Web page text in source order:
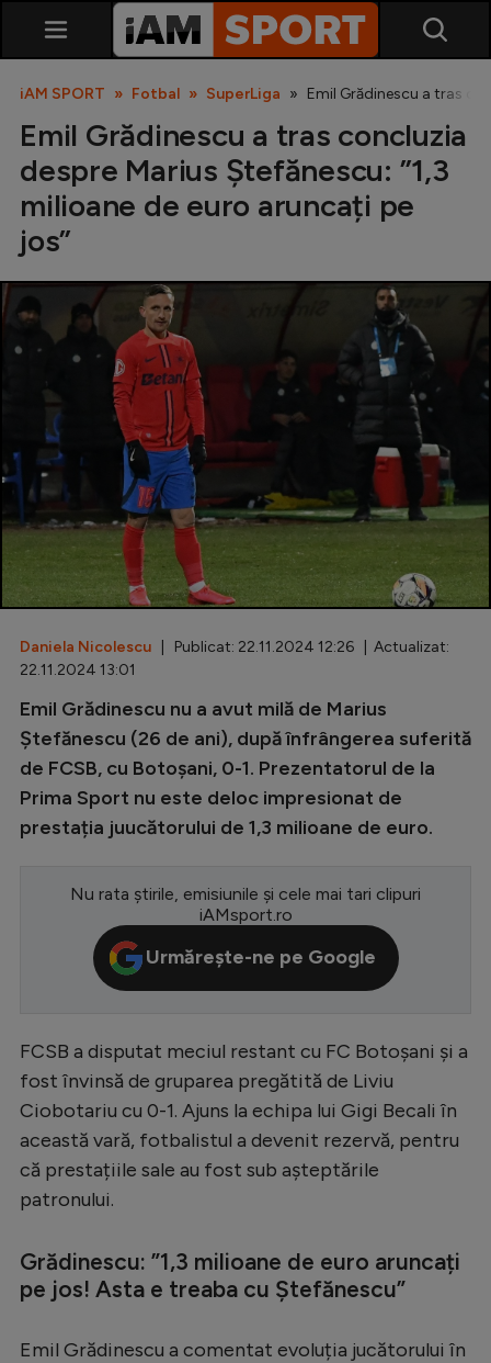
SuperLiga
Liga 2
Cupa României
Echipa Națională
U21
Fotbal feminin
Special
Diverse
Inedit
Clasamente
Champions League
Europa League
CM 2026
Premier League
LaLiga
Bundesliga
Ligue 1
Campionate
Starurile fotbalului
Stranieri
Clasamente
iAM SPORT Fotbal SuperLiga Emil Grădinescu a tras
Emil Grădinescu a tras concluzia
despre Marius Ștefănescu: ”1,3
milioane de euro aruncați pe
jos”
Daniela Nicolescu | Publicat: 22.11.2024 12:26 | Actualizat:
22.11.2024 13:01
Emil Grădinescu nu a avut milă de Marius
Ștefănescu (26 de ani), după înfrângerea suferită
de FCSB, cu Botoșani, 0-1. Prezentatorul de la
Prima Sport nu este deloc impresionat de
prestația juucătorului de 1,3 milioane de euro.
Nu rata știrile, emisiunile și cele mai tari clipuri
iAMsport.ro
Urmărește-ne pe Google
FCSB a disputat meciul restant cu FC Botoșani și a
fost învinsă de gruparea pregătită de Liviu
Ciobotariu cu 0-1. Ajuns la echipa lui Gigi Becali în
această vară, fotbalistul a devenit rezervă, pentru
că prestațiile sale au fost sub așteptările
patronului.
Grădinescu: ”1,3 milioane de euro aruncați
pe jos! Asta e treaba cu Ștefănescu”
Emil Grădinescu a comentat evoluția jucătorului în